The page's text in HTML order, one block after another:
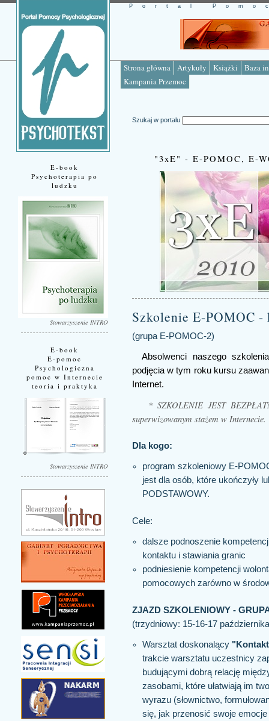
Strona główna Artykuły Książki
Baza
Kampania Przemoc
Portal
E-book
Psychoterapia po
ludzku
Stowarzyszenie INTRO
E-book
E-pomoc
Psychologiczna
pomoc w Internecie
teoria i praktyka
Stowarzyszenie INTRO
Szukaj w portalu
"3xE" - E-POMOC, E-
Szkolenie E-POMOC -
(grupa E-POMOC-2)
Absolwenci naszego
podjęcia w tym roku kursu
Internet.
* SZKOLENIE JEST
superwizowanym stażem w Internecie.
Dla kogo:
program szkoleniowy E-
jest dla osób, które ukończyły
PODSTAWOWY.
Cele:
dalsze podnoszenie
kontaktu i stawiania granic
podniesienie kompetencji
pomocowych zarówno w
ZJAZD SZKOLENIOWY -
(trzydniowy: 15-16-17
Warsztat doskonalący
trakcie warsztatu uczestnicy
budującymi dobrą relację
zasobami, które ułatwiają im
wyrazu (słownictwo,
się, jak przenosić swoje